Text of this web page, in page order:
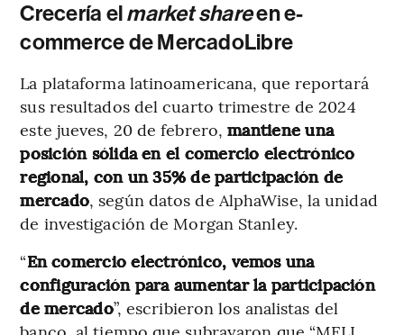
Crecería elmarket shareen e-
commerce de MercadoLibre
La plataforma latinoamericana, que reportará
sus resultados del cuarto trimestre de 2024
este jueves, 20 de febrero,mantiene una
posición sólida en el comercio electrónico
regional, con un 35% de participación de
mercado, según datos de AlphaWise, la unidad
de investigación de Morgan Stanley.
“En comercio electrónico, vemos una
configuración para aumentar la participación
de mercado”, escribieron los analistas del